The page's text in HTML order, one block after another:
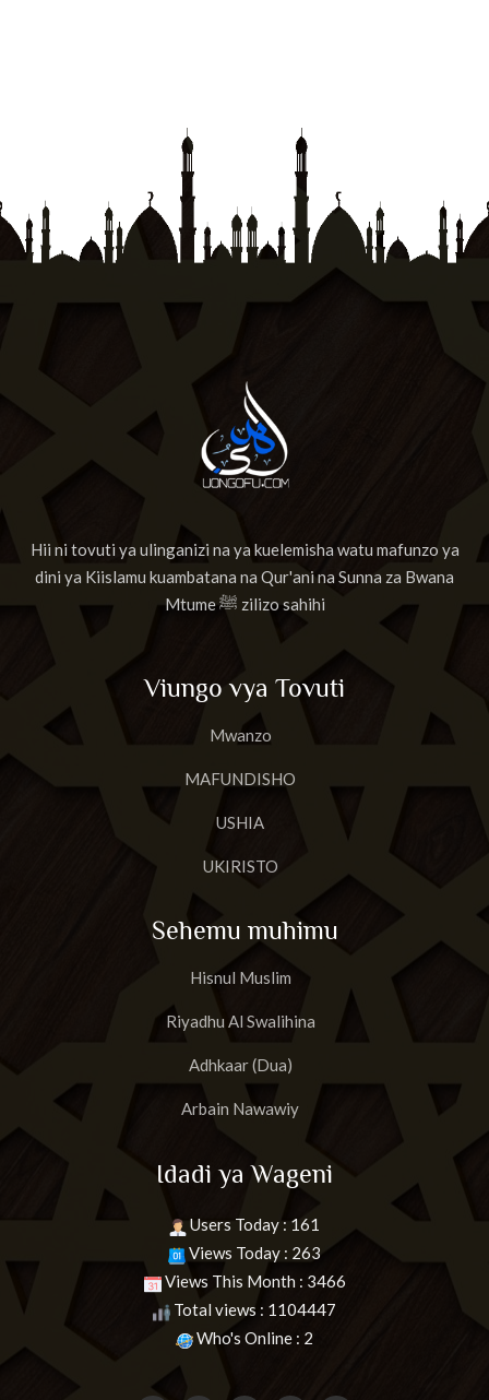
Hii ni tovuti ya ulinganizi na ya kuelemisha watu mafunzo ya
dini ya Kiislamu kuambatana na Qur'ani na Sunna za Bwana
Mtume ﷺ zilizo sahihi
Viungo vya Tovuti
Mwanzo
MAFUNDISHO
USHIA
UKIRISTO
Sehemu muhimu
Hisnul Muslim
Riyadhu Al Swalihina
Adhkaar (Dua)
Arbain Nawawiy
Idadi ya Wageni
Users Today : 161
Views Today : 263
Views This Month : 3466
Total views : 1104447
Who's Online : 2